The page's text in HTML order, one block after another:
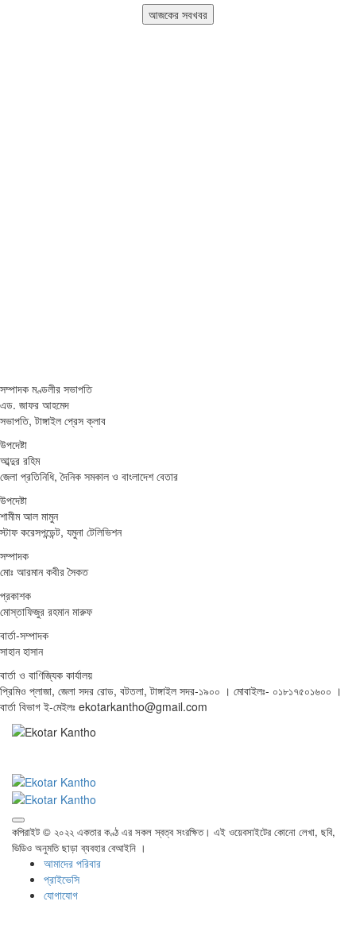
সম্পাদক মণ্ডলীর সভাপতি
এড. জাফর আহমেদ
সভাপতি, টাঙ্গাইল প্রেস ক্লাব
উপদেষ্টা
আব্দুর রহিম
জেলা প্রতিনিধি, দৈনিক সমকাল ও বাংলাদেশ বেতার
উপদেষ্টা
শামীম আল মামুন
স্টাফ করেসপন্ডেন্ট, যমুনা টেলিভিশন
সম্পাদক
মোঃ আরমান কবীর সৈকত
প্রকাশক
মোস্তাফিজুর রহমান মারুফ
বার্তা-সম্পাদক
সাহান হাসান
বার্তা ও বাণিজ্যিক কার্যালয়
প্রিমিও প্লাজা, জেলা সদর রোড, বটতলা, টাঙ্গাইল সদর-১৯০০ । মোবাইলঃ- ০১৮১৭৫০১৬০০ ।
বার্তা বিভাগ ই-মেইলঃ ekotarkantho@gmail.com
কপিরাইট © ২০২২ একতার কণ্ঠ এর সকল স্বত্ব সংরক্ষিত। এই ওয়েবসাইটের কোনো লেখা, ছবি,
ভিডিও অনুমতি ছাড়া ব্যবহার বেআইনি ।
আমাদের পরিবার
প্রাইভেসি
যোগাযোগ